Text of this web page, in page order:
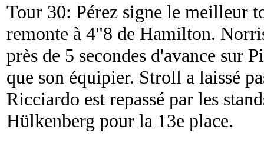
Tour 30: Pérez signe le meilleur
remonte à 4"8 de Hamilton.
près de 5 secondes d'avance sur
que son équipier. Stroll a laissé
Ricciardo est repassé par les
Hülkenberg pour la 13e place.